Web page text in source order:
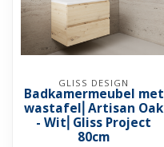
GLISS DESIGN
Badkamermeubel met
wastafel⎢Artisan Oak
- Wit⎢Gliss Project
80cm